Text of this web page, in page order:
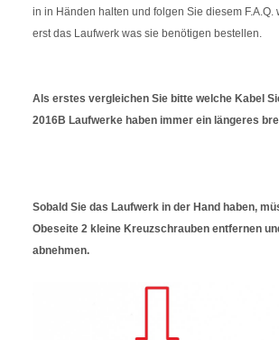
in in Händen halten und folgen Sie diesem F.A.Q.
erst das Laufwerk was sie benötigen bestellen.
Als erstes vergleichen Sie bitte welche Kabel
2016B Laufwerke haben immer ein längeres
Sobald Sie das Laufwerk in der Hand haben,
Obeseite 2 kleine Kreuzschrauben entfernen
abnehmen.